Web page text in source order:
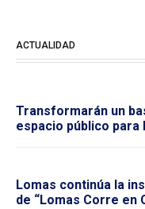
ACTUALIDAD
Transformarán un
espacio público para
Lomas continúa la
de “Lomas Corre en